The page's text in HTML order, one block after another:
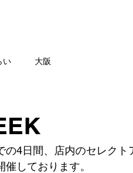
い 大阪
4日間、店内のセレクト
しております。